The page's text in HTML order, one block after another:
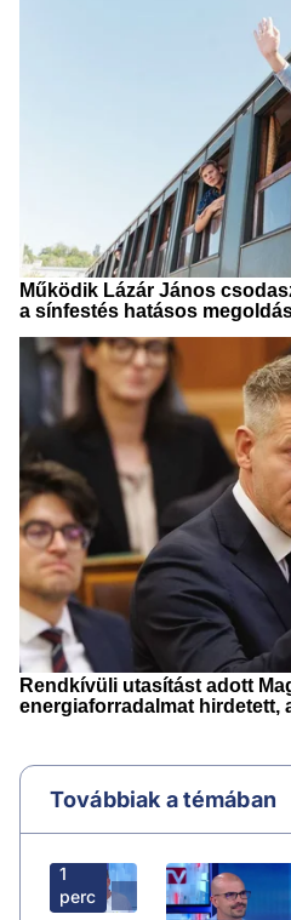
Továbbiak a témában
1
perc